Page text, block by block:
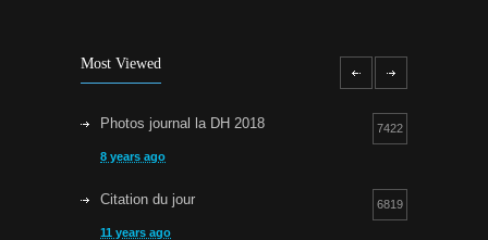
Most Viewed
Photos journal la DH 2018 7422
8 years ago
Citation du jour 6819
11 years ago